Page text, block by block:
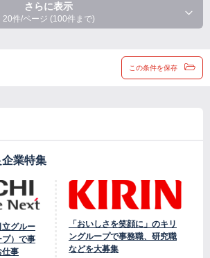
さらに表示
20件/ページ (100件まで)
この条件を保存
業特集
立グルー
プ）で事
仕事
「おいしさを笑顔に」のキリ
ングループで事務職、研究職
などを大募集